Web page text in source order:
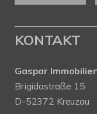
KONTAKT
Gaspar
Brigidastraße 15
D-52372 Kreuzau